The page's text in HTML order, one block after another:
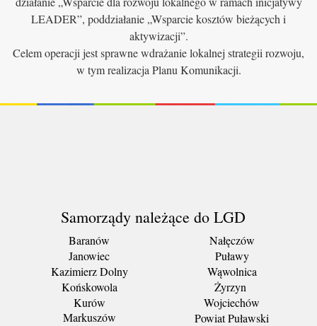
LEADER”, poddziałanie „Wsparcie kosztów bieżących i
aktywizacji”.
Celem operacji jest sprawne wdrażanie lokalnej strategii rozwoju,
w tym realizacja Planu Komunikacji.
Samorządy należące do LGD
Baranów
Janowiec
Kazimierz Dolny
Końskowola
Kurów
Markuszów
Nałęczów
Puławy
Wąwolnica
Żyrzyn
Wojciechów
Powiat Puławski